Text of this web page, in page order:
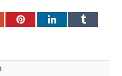
PinterestLinkedInTumblr